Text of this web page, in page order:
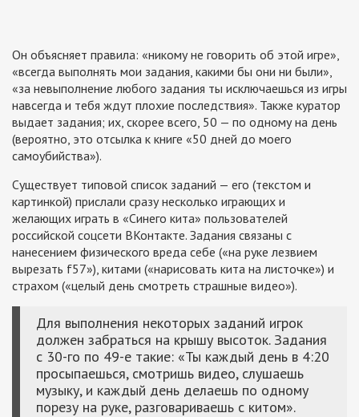
Он объясняет правила: «никому не говорить об этой игре»,
«всегда выполнять мои задания, какими бы они ни были»,
«за невыполнение любого задания ты исключаешься из игры
навсегда и тебя ждут плохие последствия». Также куратор
выдает задания; их, скорее всего, 50 — по одному на день
(вероятно, это отсылка к книге «50 дней до моего
самоубийства»).
Существует типовой список заданий — его (текстом и
картинкой) прислали сразу несколько играющих и
желающих играть в «Синего кита» пользователей
российской соцсети ВКонтакте. Задания связаны с
нанесением физического вреда себе («на руке лезвием
вырезать f57»), китами («нарисовать кита на листочке») и
страхом («целый день смотреть страшные видео»).
Для выполнения некоторых заданий игрок
должен забраться на крышу высоток. Задания
с 30-го по 49-е такие: «Ты каждый день в 4:20
просыпаешься, смотришь видео, слушаешь
музыку, и каждый день делаешь по одному
порезу на руке, разговариваешь с китом».